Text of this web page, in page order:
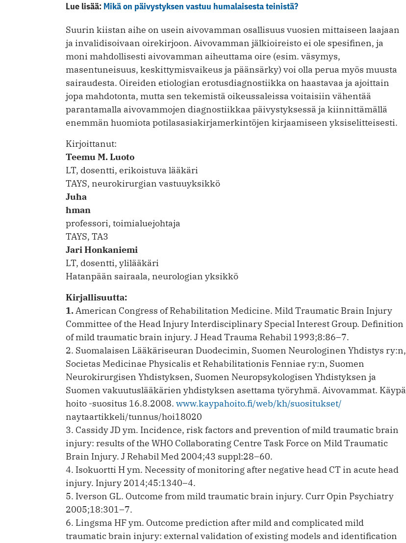
Lue lisää: Mikä on päivystyksen vastuu humalaisesta teinistä?
Suurin kiistan aihe on usein aivovamman osallisuus vuosien mittaiseen laajaan
ja invalidisoivaan oirekirjoon. Aivovamman jälkioireisto ei ole spesifinen, ja
moni mahdollisesti aivovamman aiheuttama oire (esim. väsymys,
masentuneisuus, keskittymisvaikeus ja päänsärky) voi olla perua myös muusta
sairaudesta. Oireiden etiologian erotusdiagnostiikka on haastavaa ja ajoittain
jopa mahdotonta, mutta sen tekemistä oikeussaleissa voitaisiin vähentää
parantamalla aivovammojen diagnostiikkaa päivystyksessä ja kiinnittämällä
enemmän huomiota potilasasiakirjamerkintöjen kirjaamiseen yksiselitteisesti.
Kirjoittanut:
Teemu M. Luoto
LT, dosentti, erikoistuva lääkäri
TAYS, neurokirurgian vastuuyksikkö
Juha
hman
professori, toimialuejohtaja
TAYS, TA3
Jari Honkaniemi
LT, dosentti, ylilääkäri
Hatanpään sairaala, neurologian yksikkö
Kirjallisuutta:
1.American Congress of Rehabili­tation Medicine. Mild Traumatic Brain Injury
Committee of the Head Injury Interdisciplinary Special Interest Group. Definition
of mild traumatic brain injury. J Head Trauma Rehabil 1993;8:86–7.
2. Suomalaisen Lääkäriseuran Duodecimin, Suomen Neurologinen Yhdistys ry:n,
Societas Medicinae Physicalis et Rehabilitationis Fenniae ry:n, Suomen
Neurokirurgisen Yhdistyksen, Suomen Neuropsykologisen Yhdistyksen ja
Suomen vakuutuslääkärien yhdistyksen asettama työryhmä. Aivovammat. Käypä
hoito -suositus 16.8.2008. www.kaypahoito.fi/web/kh/suositukset/
naytaartikkeli/tunnus/hoi18020
3. Cassidy JD ym. Incidence, risk factors and prevention of mild traumatic brain
injury: results of the WHO Collaborating Centre Task Force on Mild Traumatic
Brain Injury. J Rehabil Med 2004;43 suppl:28–60.
4. Isokuortti H ym. Necessity of monitoring after negative head CT in acute head
injury. Injury 2014;45:1340–4.
5. Iverson GL. Outcome from mild traumatic brain injury. Curr Opin Psychiatry
2005;18:301–7.
6. Lingsma HF ym. Outcome prediction after mild and complicated mild
traumatic brain injury: external validation of existing models and identification